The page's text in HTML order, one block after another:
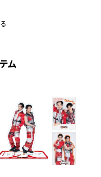
を感じ取っていただきた
、カッコいいと思うもの
けたらと思います！
ム